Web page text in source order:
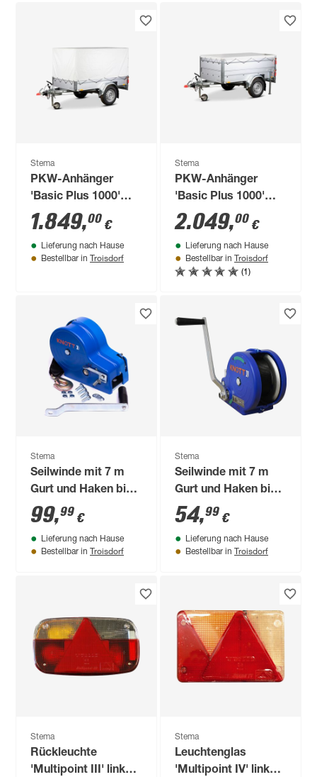
Stema
PKW-Anhänger
'Basic Plus 1000'
gebremst 1000 kg
mit Hochspriegel
1.849,00 €
Lieferung nach Hause
Bestellbar in Troisdorf
Stema
PKW-Anhänger
'Basic Plus 1000'
gebremst 1000 kg
mit
Bordwandaufsatz
und Flachplane
2.049,00 €
Lieferung nach Hause
Bestellbar in Troisdorf
(1)
Stema
Seilwinde mit 7 m
Gurt und Haken bis
900 kg
99,99 €
Lieferung nach Hause
Bestellbar in Troisdorf
Stema
Seilwinde mit 7 m
Gurt und Haken bis
450 kg
54,99 €
Lieferung nach Hause
Bestellbar in Troisdorf
Stema
Rückleuchte
'Multipoint III' links
Stema
Leuchtenglas
'Multipoint IV' links